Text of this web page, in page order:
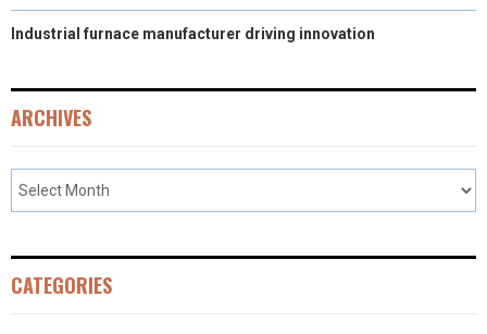
Industrial furnace manufacturer driving innovation
ARCHIVES
CATEGORIES